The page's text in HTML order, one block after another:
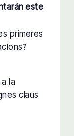
este
primeres
la
claus